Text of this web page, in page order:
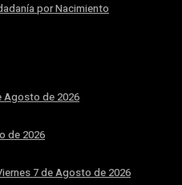
por Nacimiento
Agosto de 2026
de 2026
7 de Agosto de 2026